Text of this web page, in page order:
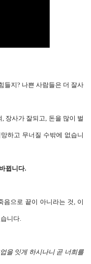
들지? 나쁜 사람들은 더 잘사
장사가 잘되고, 돈을 많이 벌
하고 무너질 수밖에 없습니
뀝니다.
음으로 끝이 아니라는 것, 이
니다.
을 잇게 하시나니 곧 너희를